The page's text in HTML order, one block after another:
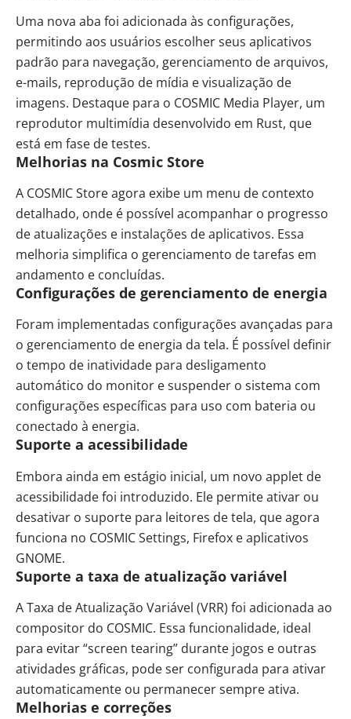
Uma nova aba foi adicionada às configurações,
permitindo aos usuários escolher seus aplicativos
padrão para navegação, gerenciamento de arquivos,
e-mails, reprodução de mídia e visualização de
imagens. Destaque para o COSMIC Media Player, um
reprodutor multimídia desenvolvido em Rust, que
está em fase de testes.
Melhorias na Cosmic Store
A COSMIC Store agora exibe um menu de contexto
detalhado, onde é possível acompanhar o progresso
de atualizações e instalações de aplicativos. Essa
melhoria simplifica o gerenciamento de tarefas em
andamento e concluídas.
Configurações de gerenciamento de energia
Foram implementadas configurações avançadas para
o gerenciamento de energia da tela. É possível definir
o tempo de inatividade para desligamento
automático do monitor e suspender o sistema com
configurações específicas para uso com bateria ou
conectado à energia.
Suporte a acessibilidade
Embora ainda em estágio inicial, um novo applet de
acessibilidade foi introduzido. Ele permite ativar ou
desativar o suporte para leitores de tela, que agora
funciona no COSMIC Settings, Firefox e aplicativos
GNOME.
Suporte a taxa de atualização variável
A Taxa de Atualização Variável (VRR) foi adicionada ao
compositor do COSMIC. Essa funcionalidade, ideal
para evitar “screen tearing” durante jogos e outras
atividades gráficas, pode ser configurada para ativar
automaticamente ou permanecer sempre ativa.
Melhorias e correções